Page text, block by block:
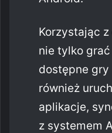
Korzystając
nie tylko
dostępne
również
aplikacje,
z systemem